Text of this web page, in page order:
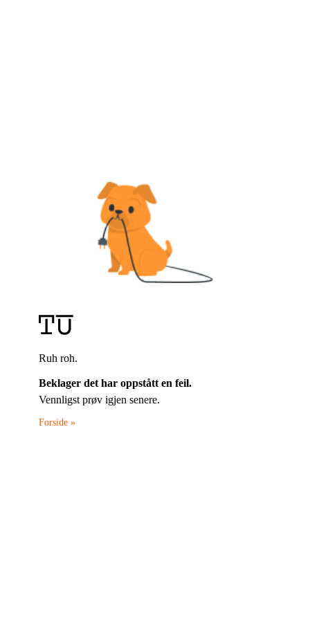
Ruh roh.
Beklager det har oppstått en feil.
Vennligst prøv igjen senere.
Forside »